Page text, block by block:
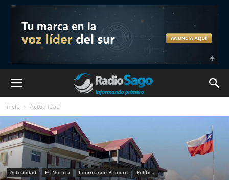
Inicio Actualidad
Actualidad Es Noticia Informando Primero Política